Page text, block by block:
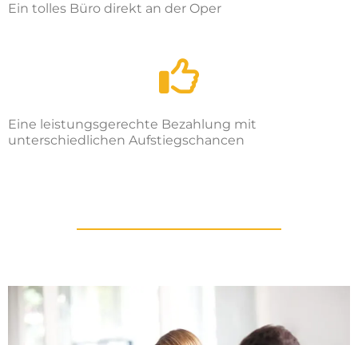
Ein tolles Büro direkt an der Oper
Eine leistungsgerechte Bezahlung mit
unterschiedlichen Aufstiegschancen